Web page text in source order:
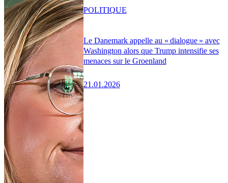
Le Danemark appelle au « dialogue » avec
Washington alors que Trump intensifie ses
menaces sur le Groenland
21.01.2026
POLITIQUE